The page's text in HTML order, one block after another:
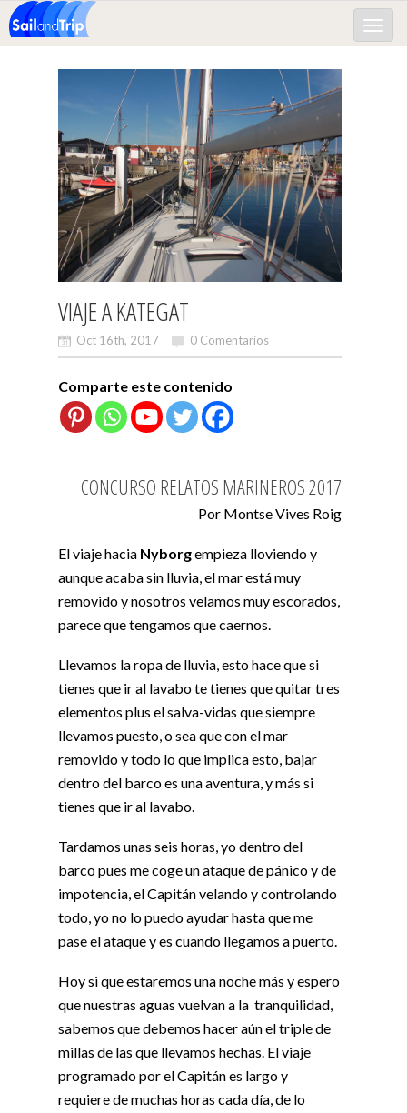
Toggle
VIAJE A KATEGAT
Oct 16th, 2017 0 Comentarios
Comparte este contenido
CONCURSO RELATOS MARINEROS 2017
Por Montse Vives Roig
El viaje hacia Nyborgempieza lloviendo y
aunque acaba sin lluvia, el mar está muy
removido y nosotros velamos muy escorados,
parece que tengamos que caernos.
Llevamos la ropa de lluvia, esto hace que si
tienes que ir al lavabo te tienes que quitar tres
elementos plus el salva-vidas que siempre
llevamos puesto, o sea que con el mar
removido y todo lo que implica esto, bajar
dentro del barco es una aventura, y más si
tienes que ir al lavabo.
Tardamos unas seis horas, yo dentro del
barco pues me coge un ataque de pánico y de
impotencia, el Capitán velando y controlando
todo, yo no lo puedo ayudar hasta que me
pase el ataque y es cuando llegamos a puerto.
Hoy si que estaremos una noche más y espero
que nuestras aguas vuelvan a la tranquilidad,
sabemos que debemos hacer aún el triple de
millas de las que llevamos hechas. El viaje
programado por el Capitán es largo y
requiere de muchas horas cada día, de lo